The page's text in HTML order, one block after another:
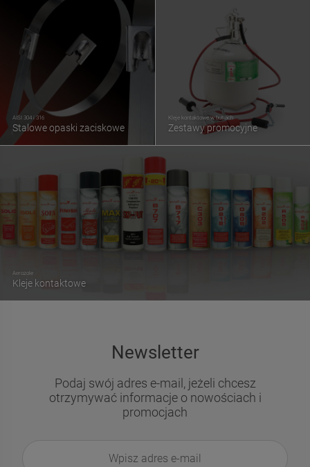
Aerozole
Kleje kontaktowe
AISI 304 i 316
Stalowe opaski zaciskowe
Kleje kontaktowe w butlach
Zestawy promocyjne
Newsletter
Podaj swój adres e-mail, jeżeli chcesz
otrzymywać informacje o nowościach i
promocjach